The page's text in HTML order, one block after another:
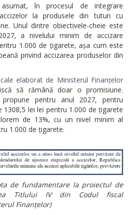
în procesul de integrare
la produsele din tutun cu
Unul dintre obiectivele-cheie este
a nivelului minim de accizare
1.000 de țigarete, așa cum este
privind accizarea produselor din
elaborat de Ministerul Finanțelor
să rămână doar o promisiune.
pentru anul 2027, pentru
lei lei pentru 1.000 de țigarete
de 13%, cu un nivel minim al
1.000 de țigarete.
de fundamentare la proiectul de
Titlului IV din Codul fiscal
Finanțelor)